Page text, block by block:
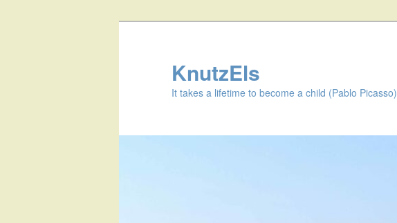
KnutzEls
It takes a lifetime to become a child (Pablo Picasso)